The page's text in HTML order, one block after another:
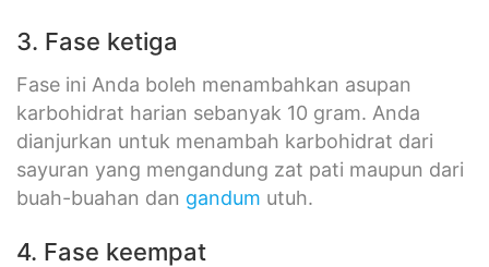
3. Fase ketiga
Fase ini Anda boleh menambahkan asupan
karbohidrat harian sebanyak 10 gram. Anda
dianjurkan untuk menambah karbohidrat dari
sayuran yang mengandung zat pati maupun dari
buah-buahan dan gandum utuh.
4. Fase keempat